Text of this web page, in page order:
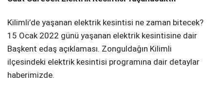
Kilimli’de yaşanan elektrik kesintisi ne zaman bitecek?
15 Ocak 2022 günü yaşanan elektrik kesintisine dair
Başkent edaş açıklaması. Zonguldağın Kilimli
ilçesindeki elektrik kesintisi programına dair detaylar
haberimizde.